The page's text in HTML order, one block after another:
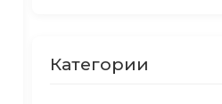
Категории